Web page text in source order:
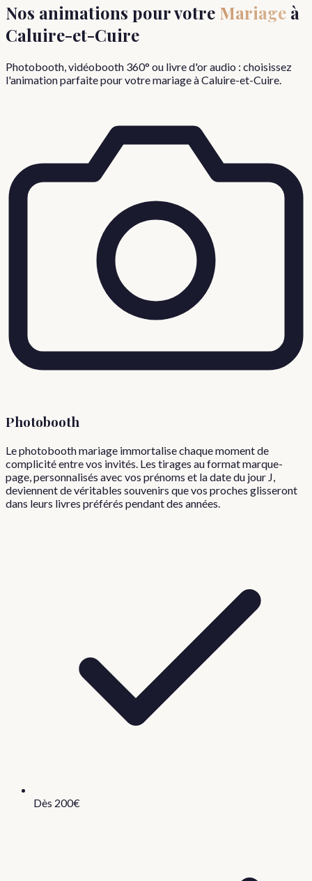
Nos animations pour votre Mariage à
Caluire-et-Cuire
Photobooth, vidéobooth 360° ou livre d'or audio : choisissez
l'animation parfaite pour votremariageàCaluire-et-Cuire
Photobooth
Le photobooth mariage immortalise chaque moment de
complicité entre vos invités. Les tirages au format marque-
page, personnalisés avec vos prénoms et la date du jour J,
deviennent de véritables souvenirs que vos proches glisseront
dans leurs livres préférés pendant des années.
Dès 200€